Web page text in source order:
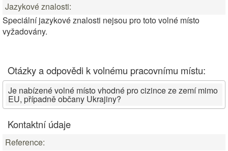
Jazykové znalosti:
Speciální jazykové znalosti nejsou pro toto volné místo
vyžadovány.
Otázky a odpovědi k volnému pracovnímu místu:
Je nabízené volné místo vhodné pro cizince ze zemí mimo
EU, případně občany Ukrajiny?
Kontaktní údaje
Reference: